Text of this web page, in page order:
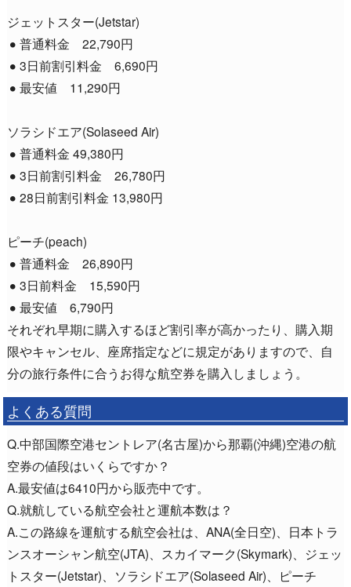
ジェットスター(Jetstar)
普通料金 22,790円
3日前割引料金 6,690円
最安値 11,290円
ソラシドエア(Solaseed Air)
普通料金 49,380円
3日前割引料金 26,780円
28日前割引料金 13,980円
ピーチ(peach)
普通料金 26,890円
3日前料金 15,590円
最安値 6,790円
それぞれ早期に購入するほど割引率が高かったり、購入期
限やキャンセル、座席指定などに規定がありますので、自
分の旅行条件に合うお得な航空券を購入しましょう。
よくある質問
Q.中部国際空港セントレア(名古屋)から那覇(沖縄)空港の航
空券の値段はいくらですか？
A.最安値は6410円から販売中です。
Q.就航している航空会社と運航本数は？
A.この路線を運航する航空会社は、ANA(全日空)、日本トラ
ンスオーシャン航空(JTA)、スカイマーク(Skymark)、ジェッ
トスター(Jetstar)、ソラシドエア(Solaseed Air)、ピーチ